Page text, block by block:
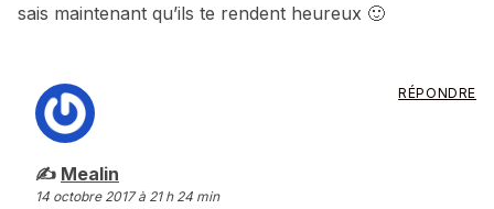
sais maintenant qu’ils te rendent heureux 🙂
Mealin
14 octobre 2017 à 21 h 24 min
RÉPONDRE